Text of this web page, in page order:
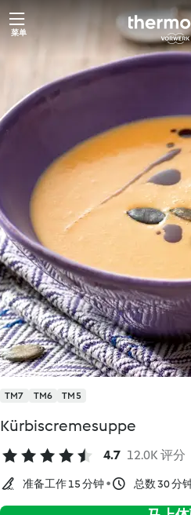
跳菜单
TM7 TM6 TM5
Kürbiscremesuppe
4.7 12.0K 评分
准备工作 15 分钟 总数 30 分